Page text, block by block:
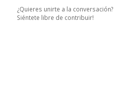
¿Quieres unirte a la conversación?
Siéntete libre de contribuir!